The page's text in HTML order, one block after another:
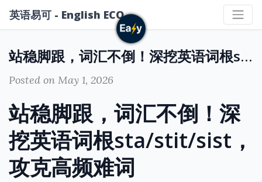
英语易可 - English ECO
站稳脚跟，词汇不倒！深挖英语词根sta/stit/sist，攻克高频难词
Posted on May 1, 2026
站稳脚跟，词汇不倒！深
挖英语词根sta/stit/sist，
攻克高频难词